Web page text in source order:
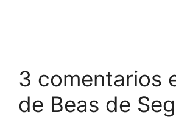
3 comentarios
de Beas de